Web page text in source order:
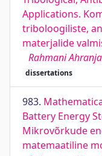
Applications.
triboloogiliste,
materjalide
Rahmani
dissertations
983.
Battery Energy
Mikrovõrkude
matemaatiline